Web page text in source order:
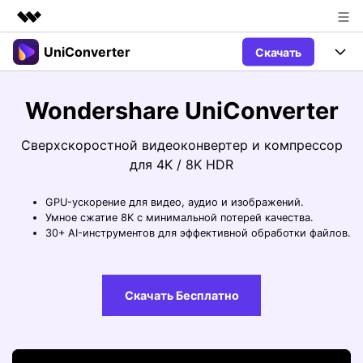
Рекомендуемые продукты
Управление данными
Решения
Покупка
UniConverter Скачать
UniConverter для Windows
Mac
UniConverter для Mac
AI функции
Блог
Креативный Дизайн
Фотография
Посмотрите видеоурок и узнайте, как использовать
UniConverter.
Поддержка
использования UniConverter.
Wondershare UniConverter
Сверхскоростной видеоконвертер и компрессор
для 4K / 8K HDR
GPU-ускорение для видео, аудио и изображений.
Умное сжатие 8K с минимальной потерей качества.
30+ AI-инструментов для эффективной обработки файлов.
Скачать Бесплатно